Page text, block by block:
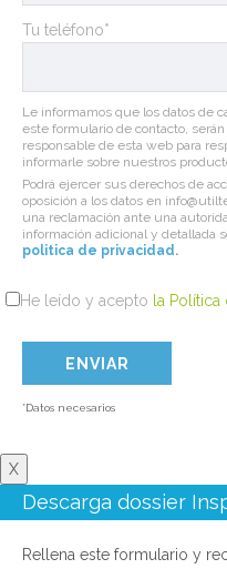
Tu teléfono*
Le informamos que los datos de
este formulario de contacto, serán
responsable de esta web para
informarle sobre nuestros
Podrá ejercer sus derechos de
oposición a los datos en
una reclamación ante una
información adicional y detallada
politica de privacidad.
He leído y acepto la Política
*Datos necesarios
X
Descarga dossier
Rellena este formulario y